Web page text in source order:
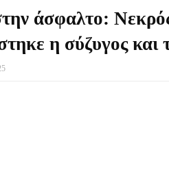
άσφαλτο:
η σύζυγος και